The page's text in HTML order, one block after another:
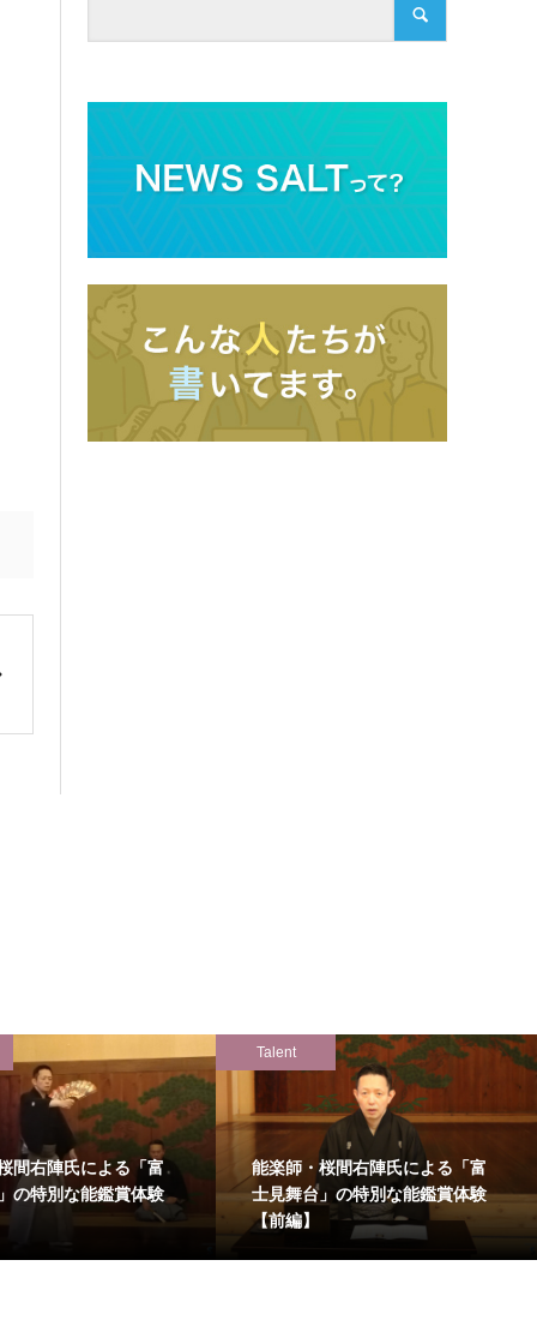
間右陣氏による「富
の特別な能鑑賞体験
Talent
能楽師・桜間右陣氏による「富
士見舞台」の特別な能鑑賞体験
【前編】